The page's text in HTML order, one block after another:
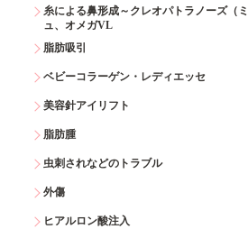
糸による鼻形成～クレオパトラノーズ
ュ、オメガVL
脂肪吸引
ベビーコラーゲン・レディエッセ
美容針アイリフト
脂肪腫
虫刺されなどのトラブル
外傷
ヒアルロン酸注入